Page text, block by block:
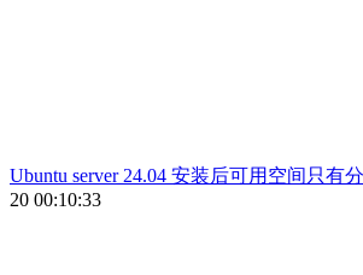
Ubuntu server 24.04 安装后可用空间只有
20 00:10:33